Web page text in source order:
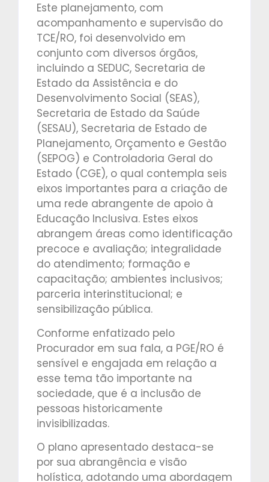
Este planejamento, com
acompanhamento e supervisão do
TCE/RO, foi desenvolvido em
conjunto com diversos órgãos,
incluindo a SEDUC, Secretaria de
Estado da Assistência e do
Desenvolvimento Social (SEAS),
Secretaria de Estado da Saúde
(SESAU), Secretaria de Estado de
Planejamento, Orçamento e Gestão
(SEPOG) e Controladoria Geral do
Estado (CGE), o qual contempla seis
eixos importantes para a criação de
uma rede abrangente de apoio à
Educação Inclusiva. Estes eixos
abrangem áreas como identificação
precoce e avaliação; integralidade
do atendimento; formação e
capacitação; ambientes inclusivos;
parceria interinstitucional; e
sensibilização pública.
Conforme enfatizado pelo
Procurador em sua fala, a PGE/RO é
sensível e engajada em relação a
esse tema tão importante na
sociedade, que é a inclusão de
pessoas historicamente
invisibilizadas.
O plano apresentado destaca-se
por sua abrangência e visão
holística, adotando uma abordagem